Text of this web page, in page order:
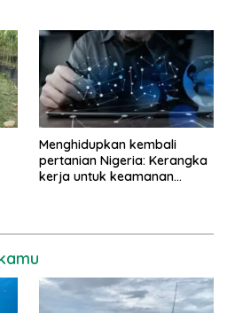
Menghidupkan kembali
pertanian Nigeria: Kerangka
kerja untuk keamanan